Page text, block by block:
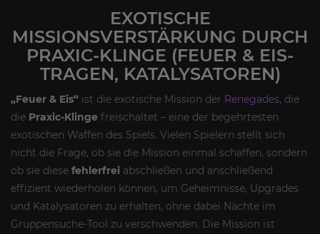
EXOTISCHE
MISSIONSVERSTÄRKUNG DURCH
PRAXIC-KLINGE (FEUER & EIS-
TRAGEN, KATALYSATOREN)
„Feuer & Eis“ ist die exotische Mission der Renegades, die
die Praxic-Klinge freischaltet – eine der begehrtesten
exotischen Waffen des Spiels. Vielen Spielern stellt sich
nicht die Frage, ob sie die Mission einmal schaffen, sondern
ob sie diese fehlerfrei abschließen und anschließend
effizient wiederholen können, um Geheimnisse, Upgrades
und Katalysatoren zu erhalten, ohne dabei Nächte im
Gruppensuche-Tool zu verschwenden. Die Mission ist